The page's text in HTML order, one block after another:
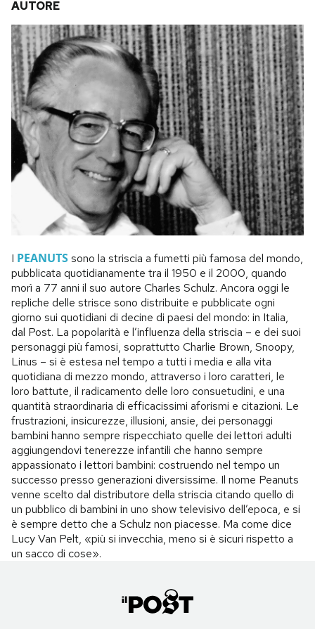
AUTORE
I PEANUTSsono la striscia a fumetti più famosa del mondo,
pubblicata quotidianamente tra il 1950 e il 2000, quando
morì a 77 anni il suo autore Charles Schulz. Ancora oggi le
repliche delle strisce sono distribuite e pubblicate ogni
giorno sui quotidiani di decine di paesi del mondo: in Italia,
dal Post. La popolarità e l’influenza della striscia – e dei suoi
personaggi più famosi, soprattutto Charlie Brown, Snoopy,
Linus – si è estesa nel tempo a tutti i media e alla vita
quotidiana di mezzo mondo, attraverso i loro caratteri, le
loro battute, il radicamento delle loro consuetudini, e una
quantità straordinaria di efficacissimi aforismi e citazioni. Le
frustrazioni, insicurezze, illusioni, ansie, dei personaggi
bambini hanno sempre rispecchiato quelle dei lettori adulti
aggiungendovi tenerezze infantili che hanno sempre
appassionato i lettori bambini: costruendo nel tempo un
successo presso generazioni diversissime. Il nome Peanuts
venne scelto dal distributore della striscia citando quello di
un pubblico di bambini in uno show televisivo dell’epoca, e si
è sempre detto che a Schulz non piacesse. Ma come dice
Lucy Van Pelt, «più si invecchia, meno si è sicuri rispetto a
un sacco di cose».